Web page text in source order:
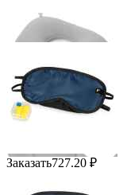
Заказать727.20 ₽